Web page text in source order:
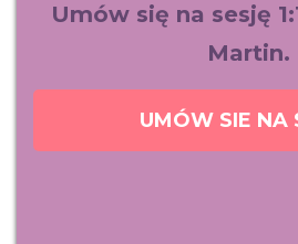
Umów się na sesję
Martin.
UMÓW SIE NA